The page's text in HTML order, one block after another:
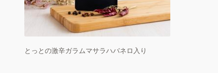
とっとの激辛ガラムマサラハバネロ入り